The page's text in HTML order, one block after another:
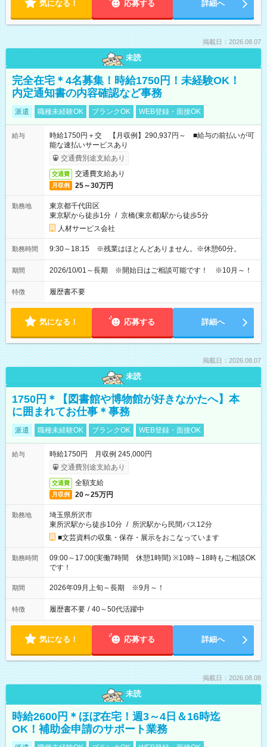
気になる！ 応募する 詳細へ
掲載日：2026.08.07
未読
完全在宅＊4名募集！時給1750円！未経験OK！
内定通知書の内容確認など事務
派遣 職種未経験OK ブランクOK WEB登録・面接OK
給与
時給1750円＋交 【月収例】290,937円～ ■給与の前払いが可
能な速払いサービスあり
交通費別途支給あり
交通費 交通費支給あり
月収例 25～30万円
勤務地
東京都千代田区
東京駅から徒歩1分 / 京橋(東京都)駅から徒歩5分
人材サービス会社
勤務時間 9:30～18:15 ※残業はほとんどありません。※休憩60分。
期間 2026/10/01～長期 ※開始日はご相談可能です！ ※10月～！
特徴 履歴書不要
気になる！ 応募する 詳細へ
掲載日：2026.08.07
未読
1750円＊【図書館や博物館が好きなかたへ】本
に囲まれてお仕事＊事務
派遣 職種未経験OK ブランクOK WEB登録・面接OK
給与
時給1750円 月収例 245,000円
交通費別途支給あり
交通費 全額支給
月収例 20～25万円
勤務地
埼玉県所沢市
東所沢駅から徒歩10分 / 所沢駅から民間バス12分
■文芸資料の収集・保存・展示をおこなっています
勤務時間
09:00～17:00(実働7時間 休憩1時間) ※10時～18時もご相談OK
です！
期間 2026年09月上旬～長期 ※9月～！
特徴 履歴書不要 / 40～50代活躍中
気になる！ 応募する 詳細へ
掲載日：2026.08.08
未読
時給2600円＊ほぼ在宅！週3～4日＆16時迄
OK！補助金申請のサポート業務